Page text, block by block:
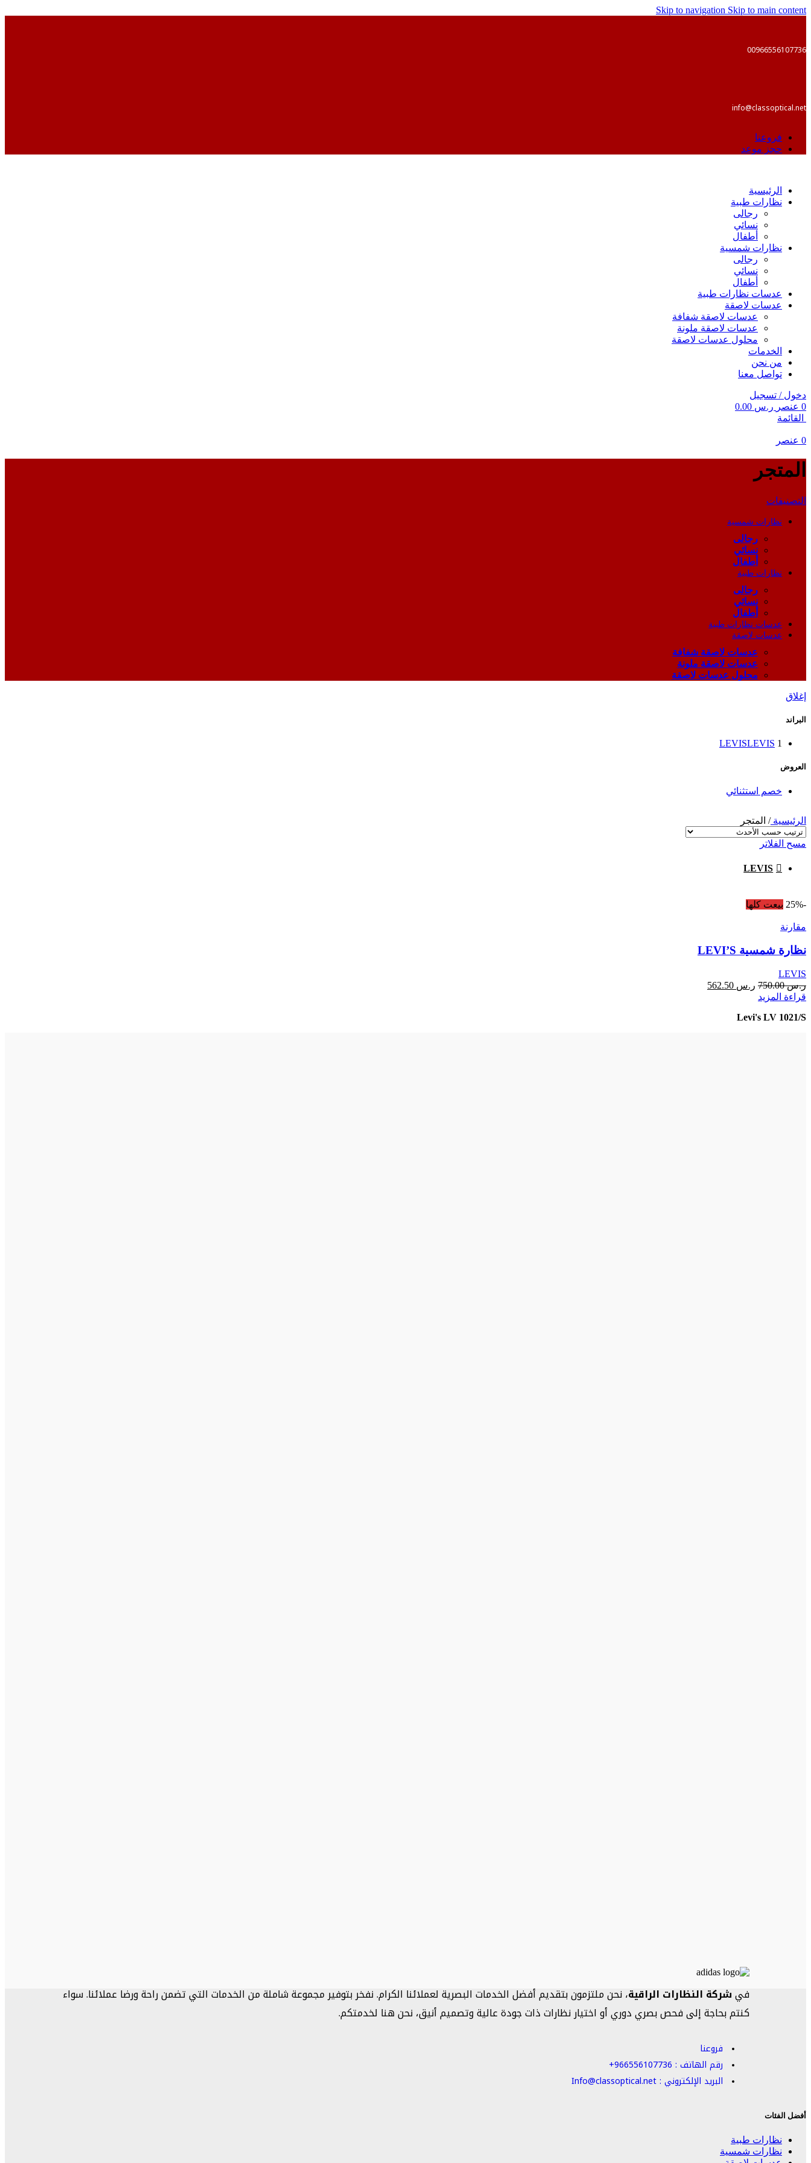
Skip to navigation Skip to main content
00966556107736
info@classoptical.net
فروعنا
حجز موعد
الرئيسية
نظارات طبية
رجالى
نسائي
أطفال
نظارات شمسية
رجالى
نسائي
أطفال
عدسات نظارات طبية
عدسات لاصقة
عدسات لاصقة شفافة
عدسات لاصقة ملونة
محلول عدسات لاصقة
الخدمات
من نحن
تواصل معنا
دخول / تسجيل
0 عنصر ر.س
القائمة
0 عنصر
المتجر
التصنيفات
نظارات شمسية
رجالى
نسائي
أطفال
نظارات طبية
رجالى
نسائي
أطفال
عدسات نظارات طبية
عدسات لاصقة
عدسات لاصقة شفافة
عدسات لاصقة ملونة
محلول عدسات لاصقة
إغلاق
البراند
LEVISLEVIS 1
العروض
خصم استثنائي
الرئيسية/ المتجر
مسح الفلاتر
LEVIS
-25% بيعت كلها
مقارنة
نظارة شمسية LEVI’S
LEVIS
ر.س750.00 ر.س
قراءة المزيد
Levi's LV 1021/S
فيشركة النظارات الراقية، نحن ملتزمون بتقديم أفضل الخدمات البصرية لعملائنا الكرام. نفخر بتوفير مجموعة شاملة من الخدمات التي تضمن راحة ورضا عملائنا. سواء
كنتم بحاجة إلى فحص بصري دوري أو اختيار نظارات ذات جودة عالية وتصميم أنيق، نحن هنا لخدمتكم.
فروعنا
رقم الهاتف : 966556107736+
البريد الإلكتروني : Info@classoptical.net
أفضل الفئات
نظارات طبية
نظارات شمسية